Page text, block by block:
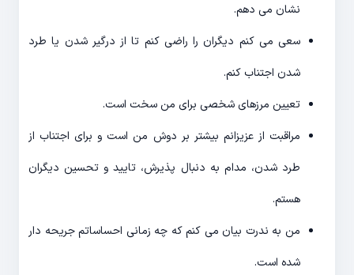
نشان می دهم.
سعی می کنم دیگران را راضی کنم تا از درگیر شدن یا طرد
شدن اجتناب کنم.
تعیین مرزهای شخصی برای من سخت است.
مراقبت از عزیزانم بیشتر بر دوش من است و برای اجتناب از
طرد شدن، مدام به دنبال پذیرش، تایید و تحسین دیگران
هستم.
من به ندرت بیان می کنم که چه زمانی احساساتم جریحه دار
شده است.